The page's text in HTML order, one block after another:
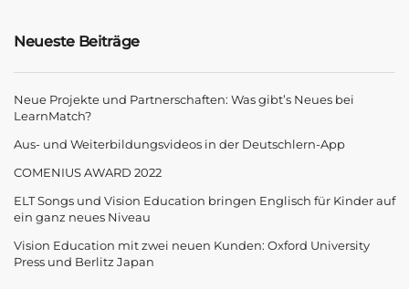
Neueste Beiträge
Neue Projekte und Partnerschaften: Was gibt’s Neues bei
LearnMatch?
Aus- und Weiterbildungsvideos in der Deutschlern-App
COMENIUS AWARD 2022
ELT Songs und Vision Education bringen Englisch für Kinder auf
ein ganz neues Niveau
Vision Education mit zwei neuen Kunden: Oxford University
Press und Berlitz Japan